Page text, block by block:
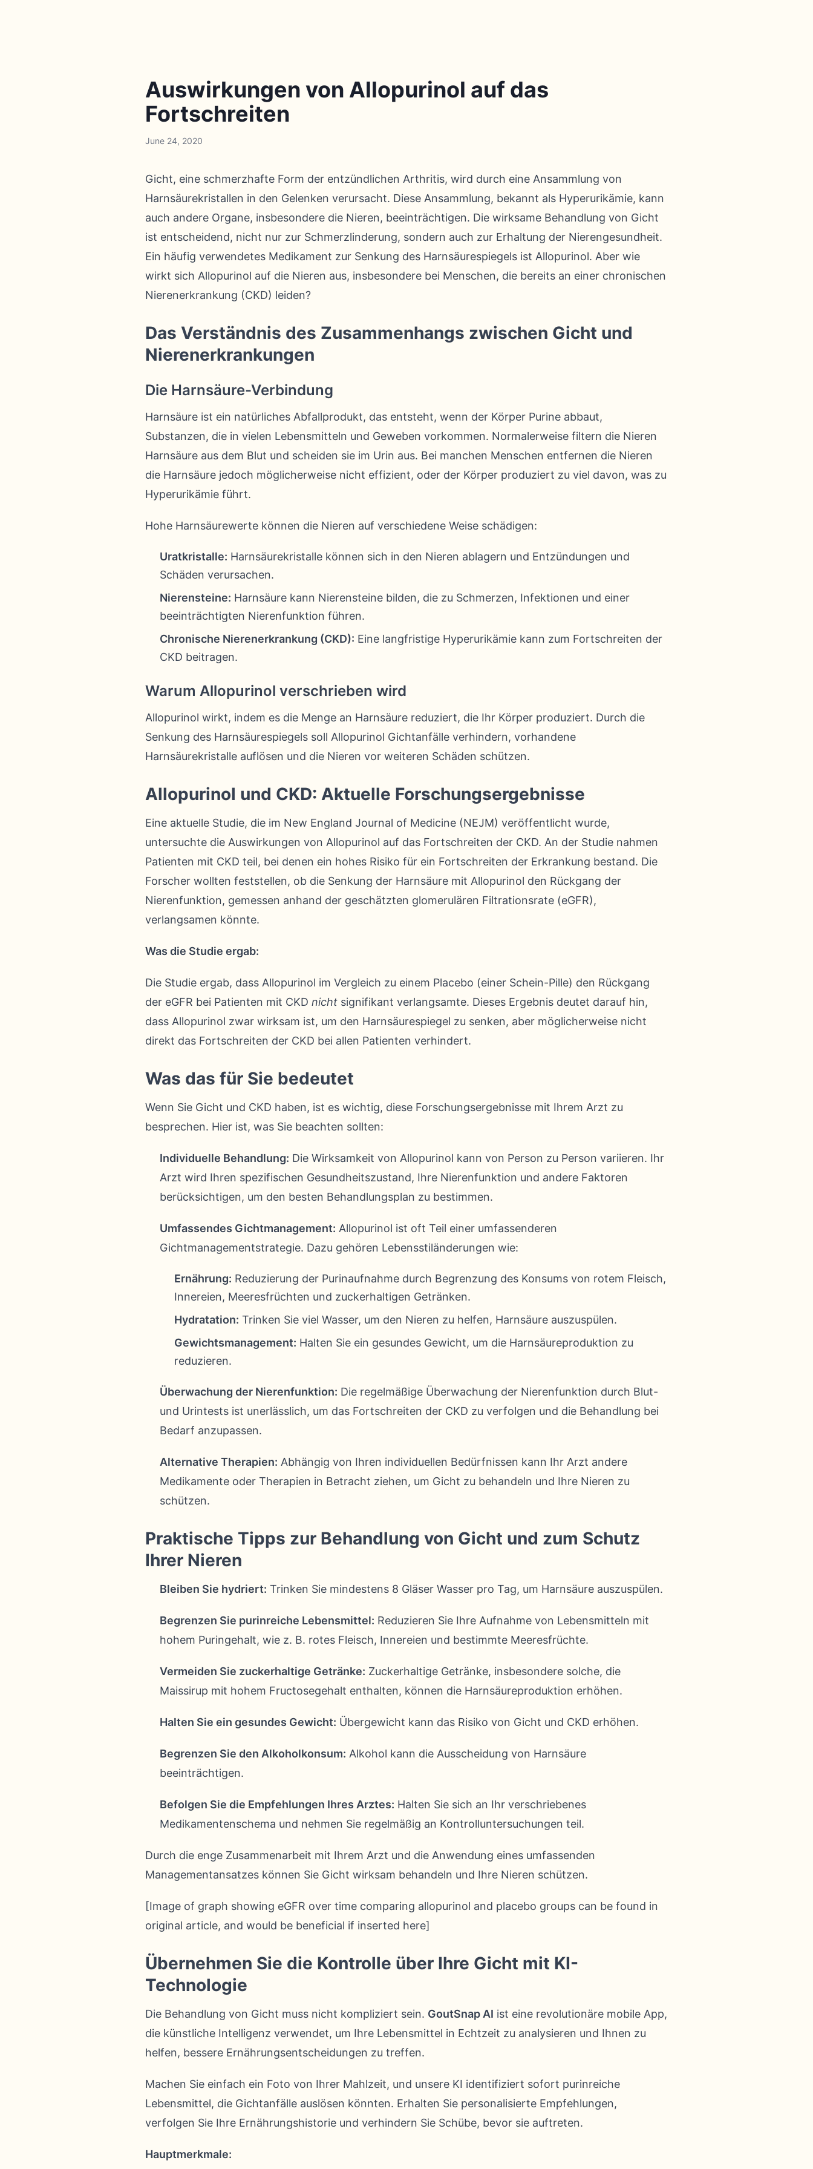
Auswirkungen von Allopurinol auf das
Fortschreiten
June 24, 2020
Gicht, eine schmerzhafte Form der entzündlichen Arthritis, wird durch eine Ansammlung von
Harnsäurekristallen in den Gelenken verursacht. Diese Ansammlung, bekannt als Hyperurikämie, kann
auch andere Organe, insbesondere die Nieren, beeinträchtigen. Die wirksame Behandlung von Gicht
ist entscheidend, nicht nur zur Schmerzlinderung, sondern auch zur Erhaltung der Nierengesundheit.
Ein häufig verwendetes Medikament zur Senkung des Harnsäurespiegels ist Allopurinol. Aber wie
wirkt sich Allopurinol auf die Nieren aus, insbesondere bei Menschen, die bereits an einer chronischen
Nierenerkrankung (CKD) leiden?
Das Verständnis des Zusammenhangs zwischen Gicht und
Nierenerkrankungen
Die Harnsäure-Verbindung
Harnsäure ist ein natürliches Abfallprodukt, das entsteht, wenn der Körper Purine abbaut,
Substanzen, die in vielen Lebensmitteln und Geweben vorkommen. Normalerweise filtern die Nieren
Harnsäure aus dem Blut und scheiden sie im Urin aus. Bei manchen Menschen entfernen die Nieren
die Harnsäure jedoch möglicherweise nicht effizient, oder der Körper produziert zu viel davon, was zu
Hyperurikämie führt.
Hohe Harnsäurewerte können die Nieren auf verschiedene Weise schädigen:
Uratkristalle: Harnsäurekristalle können sich in den Nieren ablagern und Entzündungen und
Schäden verursachen.
Nierensteine: Harnsäure kann Nierensteine bilden, die zu Schmerzen, Infektionen und einer
beeinträchtigten Nierenfunktion führen.
Chronische Nierenerkrankung (CKD): Eine langfristige Hyperurikämie kann zum Fortschreiten der
CKD beitragen.
Warum Allopurinol verschrieben wird
Allopurinol wirkt, indem es die Menge an Harnsäure reduziert, die Ihr Körper produziert. Durch die
Senkung des Harnsäurespiegels soll Allopurinol Gichtanfälle verhindern, vorhandene
Harnsäurekristalle auflösen und die Nieren vor weiteren Schäden schützen.
Allopurinol und CKD: Aktuelle Forschungsergebnisse
Eine aktuelle Studie, die im New England Journal of Medicine (NEJM) veröffentlicht wurde,
untersuchte die Auswirkungen von Allopurinol auf das Fortschreiten der CKD. An der Studie nahmen
Patienten mit CKD teil, bei denen ein hohes Risiko für ein Fortschreiten der Erkrankung bestand. Die
Forscher wollten feststellen, ob die Senkung der Harnsäure mit Allopurinol den Rückgang der
Nierenfunktion, gemessen anhand der geschätzten glomerulären Filtrationsrate (eGFR),
verlangsamen könnte.
Was die Studie ergab:
Die Studie ergab, dass Allopurinol im Vergleich zu einem Placebo (einer Schein-Pille) den Rückgang
der eGFR bei Patienten mit CKD nicht signifikant verlangsamte. Dieses Ergebnis deutet darauf hin,
dass Allopurinol zwar wirksam ist, um den Harnsäurespiegel zu senken, aber möglicherweise nicht
direkt das Fortschreiten der CKD bei allen Patienten verhindert.
Was das für Sie bedeutet
Wenn Sie Gicht und CKD haben, ist es wichtig, diese Forschungsergebnisse mit Ihrem Arzt zu
besprechen. Hier ist, was Sie beachten sollten:
Individuelle Behandlung: Die Wirksamkeit von Allopurinol kann von Person zu Person variieren. Ihr
Arzt wird Ihren spezifischen Gesundheitszustand, Ihre Nierenfunktion und andere Faktoren
berücksichtigen, um den besten Behandlungsplan zu bestimmen.
Umfassendes Gichtmanagement: Allopurinol ist oft Teil einer umfassenderen
Gichtmanagementstrategie. Dazu gehören Lebensstiländerungen wie:
Ernährung: Reduzierung der Purinaufnahme durch Begrenzung des Konsums von rotem Fleisch,
Innereien, Meeresfrüchten und zuckerhaltigen Getränken.
Hydratation: Trinken Sie viel Wasser, um den Nieren zu helfen, Harnsäure auszuspülen.
Gewichtsmanagement: Halten Sie ein gesundes Gewicht, um die Harnsäureproduktion zu
reduzieren.
Überwachung der Nierenfunktion: Die regelmäßige Überwachung der Nierenfunktion durch Blut-
und Urintests ist unerlässlich, um das Fortschreiten der CKD zu verfolgen und die Behandlung bei
Bedarf anzupassen.
Alternative Therapien: Abhängig von Ihren individuellen Bedürfnissen kann Ihr Arzt andere
Medikamente oder Therapien in Betracht ziehen, um Gicht zu behandeln und Ihre Nieren zu
schützen.
Praktische Tipps zur Behandlung von Gicht und zum Schutz
Ihrer Nieren
Bleiben Sie hydriert: Trinken Sie mindestens 8 Gläser Wasser pro Tag, um Harnsäure auszuspülen.
Begrenzen Sie purinreiche Lebensmittel: Reduzieren Sie Ihre Aufnahme von Lebensmitteln mit
hohem Puringehalt, wie z. B. rotes Fleisch, Innereien und bestimmte Meeresfrüchte.
Vermeiden Sie zuckerhaltige Getränke: Zuckerhaltige Getränke, insbesondere solche, die
Maissirup mit hohem Fructosegehalt enthalten, können die Harnsäureproduktion erhöhen.
Halten Sie ein gesundes Gewicht: Übergewicht kann das Risiko von Gicht und CKD erhöhen.
Begrenzen Sie den Alkoholkonsum: Alkohol kann die Ausscheidung von Harnsäure
beeinträchtigen.
Befolgen Sie die Empfehlungen Ihres Arztes: Halten Sie sich an Ihr verschriebenes
Medikamentenschema und nehmen Sie regelmäßig an Kontrolluntersuchungen teil.
Durch die enge Zusammenarbeit mit Ihrem Arzt und die Anwendung eines umfassenden
Managementansatzes können Sie Gicht wirksam behandeln und Ihre Nieren schützen.
[Image of graph showing eGFR over time comparing allopurinol and placebo groups can be found in
original article, and would be beneficial if inserted here]
Übernehmen Sie die Kontrolle über Ihre Gicht mit KI-
Technologie
Die Behandlung von Gicht muss nicht kompliziert sein. GoutSnap AI ist eine revolutionäre mobile App,
die künstliche Intelligenz verwendet, um Ihre Lebensmittel in Echtzeit zu analysieren und Ihnen zu
helfen, bessere Ernährungsentscheidungen zu treffen.
Machen Sie einfach ein Foto von Ihrer Mahlzeit, und unsere KI identifiziert sofort purinreiche
Lebensmittel, die Gichtanfälle auslösen könnten. Erhalten Sie personalisierte Empfehlungen,
verfolgen Sie Ihre Ernährungshistorie und verhindern Sie Schübe, bevor sie auftreten.
Hauptmerkmale: